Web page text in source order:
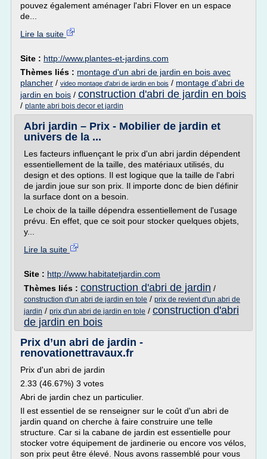
pouvez également aménager l'abri Flover en un espace
de...
Lire la suite
Site : http://www.plantes-et-jardins.com
Thèmes liés : montage d'un abri de jardin en bois avec
plancher / video montage d'abri de jardin en bois / montage d'abri de
jardin en bois / construction d'abri de jardin en bois
/ plante abri bois decor et jardin
Abri jardin – Prix - Mobilier de jardin et
univers de la ...
Les facteurs influençant le prix d'un abri jardin dépendent
essentiellement de la taille, des matériaux utilisés, du
design et des options. Il est logique que la taille de l'abri
de jardin joue sur son prix. Il importe donc de bien définir
la surface dont on a besoin.
Le choix de la taille dépendra essentiellement de l'usage
prévu. En effet, que ce soit pour stocker quelques objets,
y...
Lire la suite
Site : http://www.habitatetjardin.com
Thèmes liés : construction d'abri de jardin /
construction d'un abri de jardin en tole / prix de revient d'un abri de
jardin / prix d'un abri de jardin en tole / construction d'abri
de jardin en bois
Prix d’un abri de jardin -
renovationettravaux.fr
Prix d'un abri de jardin
2.33 (46.67%) 3 votes
Abri de jardin chez un particulier.
Il est essentiel de se renseigner sur le coût d'un abri de
jardin quand on cherche à faire construire une telle
structure. Car si la cabane de jardin est essentielle pour
stocker votre équipement de jardinerie ou encore vos vélos,
son prix peut être élevé. Nous avons rassemblé pour vous